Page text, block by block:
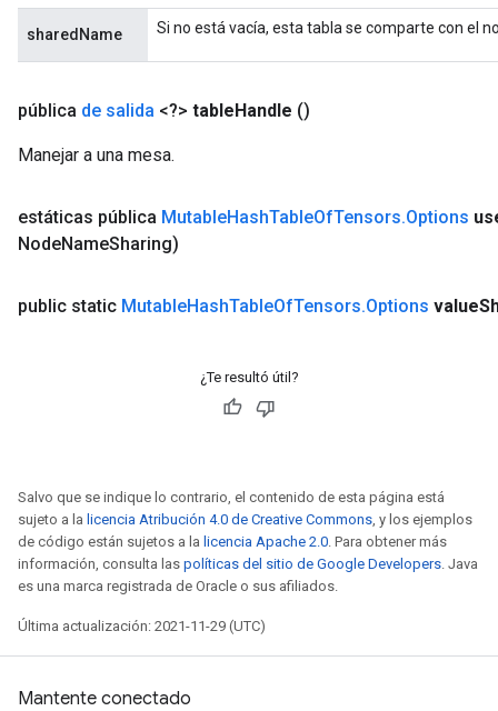
sharedName Si no está vacía, esta tabla se comparte con el
pública de salida <?> tableHandle ()
Manejar a una mesa.
estáticas pública MutableHashTableOfTensors.Options
NodeNameSharing)
public static MutableHashTableOfTensors.Options value
¿Te resultó útil?
Salvo que se indique lo contrario, el contenido de esta página está
sujeto a la licencia Atribución 4.0 de Creative Commons, y los ejemplos
de código están sujetos a la licencia Apache 2.0. Para obtener más
información, consulta las políticas del sitio de Google Developers. Java
es una marca registrada de Oracle o sus afiliados.
Última actualización: 2021-11-29 (UTC)
Mantente conectado